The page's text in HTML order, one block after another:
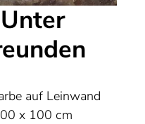
Unter
auf Leinwand
x 100 cm